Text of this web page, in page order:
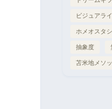
ビジュアラ
ホメオスタ
抽象度
苫米地メソ